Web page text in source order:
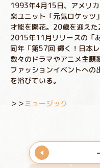
1993年4月15日、アメリ
楽ユニット「元気ロケッツ
才能を開花。20歳を迎えた
2015年11月リリースの「
同年「第57回 輝く！日本
数々のドラマやアニメ主題
ファッションイベントへの
を浴びている。
＞＞ミュージック